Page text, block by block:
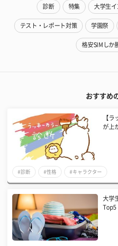
診断 特集 大学生イ
テスト・レポート対策 学園祭
格安SIMしか
おすすめ
【
が上
#診断 #性格 #キャラクター
大学
Top5